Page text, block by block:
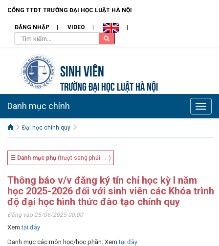
CỔNG TTĐT TRƯỜNG ĐẠI HỌC LUẬT HÀ NỘI
ĐĂNG NHẬP VIDEO
Sinh viên
TRƯỜNG ĐẠI HỌC LUẬT HÀ NỘI
Toggle
Danh mục chính
Đại học chính quy
☰ Danh mục phụ (trượt sang phải → )
Thông báo v/v đăng ký tín chỉ học kỳ I năm
học 2025-2026 đối với sinh viên các Khóa trình
độ đại học hình thức đào tạo chính quy
Đăng vào 25/06/2025 00:00
Xemtại đây
Danh mục các môn học/học phần: Xemtại đây